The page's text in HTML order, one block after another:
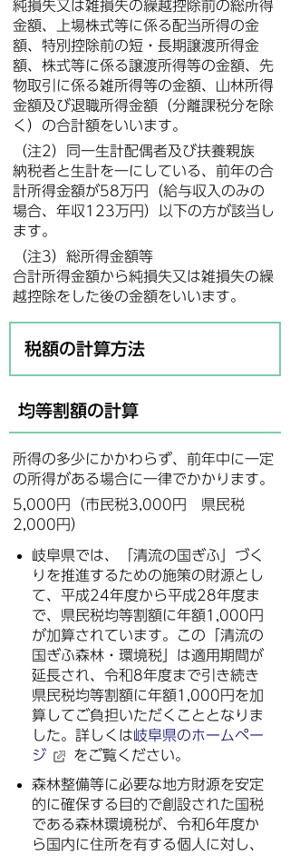
純損失又は雑損失の繰越控除前の総所得
金額、上場株式等に係る配当所得の金
額、特別控除前の短・長期譲渡所得金
額、株式等に係る譲渡所得等の金額、先
物取引に係る雑所得等の金額、山林所得
金額及び退職所得金額（分離課税分を除
く）の合計額をいいます。
（注2）同一生計配偶者及び扶養親族
納税者と生計を一にしている、前年の合
計所得金額が58万円（給与収入のみの
場合、年収123万円）以下の方が該当し
ます。
（注3）総所得金額等
合計所得金額から純損失又は雑損失の繰
越控除をした後の金額をいいます。
税額の計算方法
均等割額の計算
所得の多少にかかわらず、前年中に一定
の所得がある場合に一律でかかります。
5,000円（市民税3,000円 県民税
2,000円）
岐阜県では、「清流の国ぎふ」づく
りを推進するための施策の財源とし
て、平成24年度から平成28年度ま
で、県民税均等割額に年額1,000円
が加算されています。この「清流の
国ぎふ森林・環境税」は適用期間が
延長され、令和8年度まで引き続き
県民税均等割額に年額1,000円を加
算してご負担いただくこととなりま
した。詳しくは岐阜県のホームペー
ジ
をご覧ください。
森林整備等に必要な地方財源を安定
的に確保する目的で創設された国税
である森林環境税が、令和6年度か
ら国内に住所を有する個人に対し、